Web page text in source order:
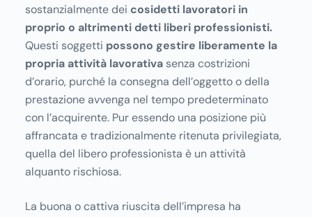
sostanzialmente dei cosidetti lavoratori in
proprio o altrimenti detti liberi professionisti.
Questi soggetti possono gestire liberamente la
propria attività lavorativa senza costrizioni
d’orario, purché la consegna dell’oggetto o della
prestazione avvenga nel tempo predeterminato
con l’acquirente. Pur essendo una posizione più
affrancata e tradizionalmente ritenuta privilegiata,
quella del libero professionista è un attività
alquanto rischiosa.
La buona o cattiva riuscita dell’impresa ha